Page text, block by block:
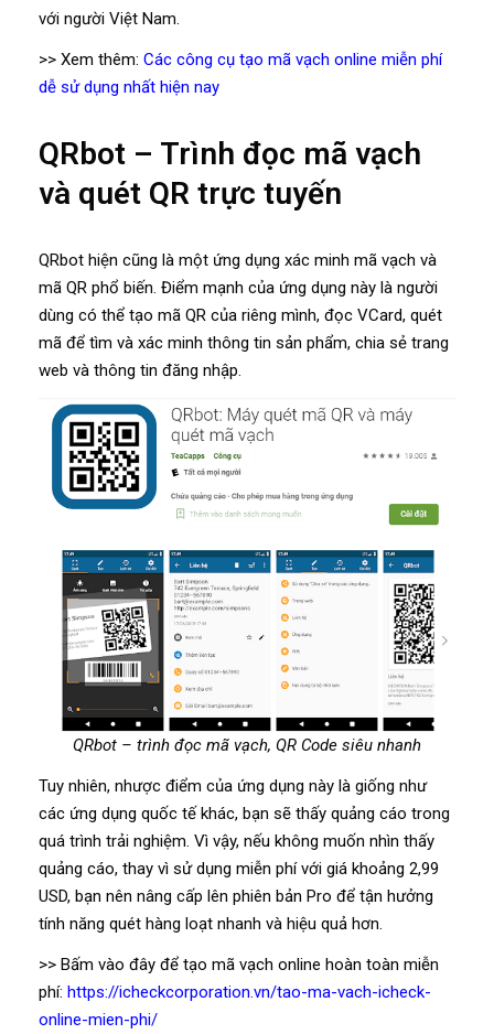
với người Việt Nam.
>> Xem thêm: Các công cụ tạo mã vạch online miễn phí
dễ sử dụng nhất hiện nay
QRbot – Trình đọc mã vạch
và quét QR trực tuyến
QRbot hiện cũng là một ứng dụng xác minh mã vạch và
mã QR phổ biến. Điểm mạnh của ứng dụng này là người
dùng có thể tạo mã QR của riêng mình, đọc VCard, quét
mã để tìm và xác minh thông tin sản phẩm, chia sẻ trang
web và thông tin đăng nhập.
QRbot – trình đọc mã vạch, QR Code siêu nhanh
Tuy nhiên, nhược điểm của ứng dụng này là giống như
các ứng dụng quốc tế khác, bạn sẽ thấy quảng cáo trong
quá trình trải nghiệm. Vì vậy, nếu không muốn nhìn thấy
quảng cáo, thay vì sử dụng miễn phí với giá khoảng 2,99
USD, bạn nên nâng cấp lên phiên bản Pro để tận hưởng
tính năng quét hàng loạt nhanh và hiệu quả hơn.
>> Bấm vào đây để tạo mã vạch online hoàn toàn miễn
phí: https://icheckcorporation.vn/tao-ma-vach-icheck-
online-mien-phi/